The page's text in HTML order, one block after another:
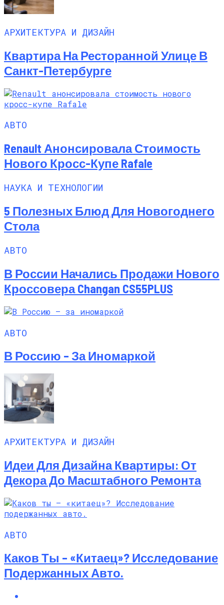
АРХИТЕКТУРА И ДИЗАЙН
Квартира На Ресторанной Улице В
Санкт-Петербурге
АВТО
Renault Анонсировала Стоимость
Нового Кросс-Купе Rafale
НАУКА И ТЕХНОЛОГИИ
5 Полезных Блюд Для Новогоднего
Стола
АВТО
В России Начались Продажи Нового
Кроссовера Changan CS55PLUS
АВТО
В Россию – За Иномаркой
АРХИТЕКТУРА И ДИЗАЙН
Идеи Для Дизайна Квартиры: От
Декора До Масштабного Ремонта
АВТО
Каков Ты – «китаец»? Исследование
Подержанных Авто.